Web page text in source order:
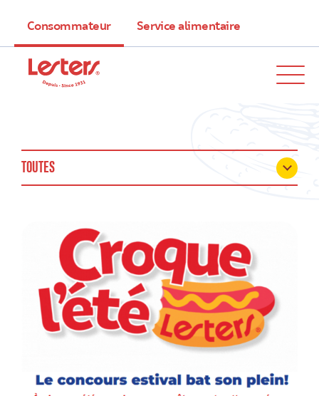
Consommateur Service alimentaire
TOUTES